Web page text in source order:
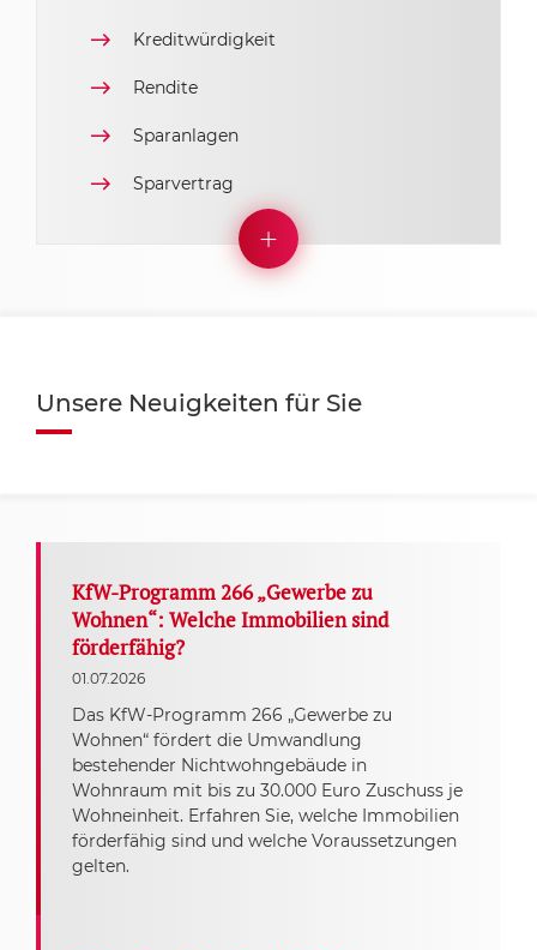
Kreditwürdigkeit
Rendite
Sparanlagen
Sparvertrag
Unsere Neuigkeiten für Sie
KfW-Programm 266 „Gewerbe zu
Wohnen“: Welche Immobilien sind
förderfähig?
01.07.2026
Das KfW-Programm 266 „Gewerbe zu
Wohnen“ fördert die Umwandlung
bestehender Nichtwohngebäude in
Wohnraum mit bis zu 30.000 Euro Zuschuss je
Wohneinheit. Erfahren Sie, welche Immobilien
förderfähig sind und welche Voraussetzungen
gelten.